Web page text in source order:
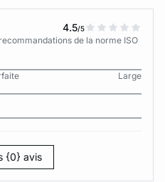
4.5/5
de la norme ISO
Large
{0} avis